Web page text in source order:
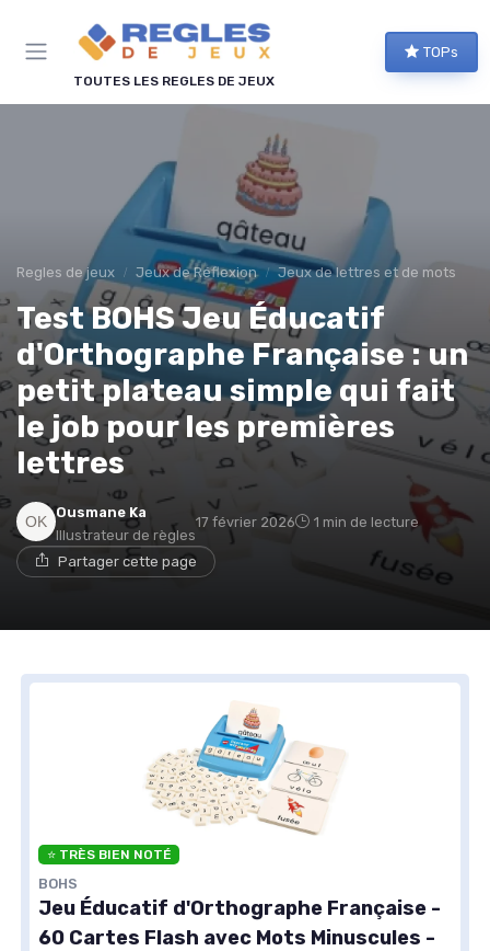
TOUTES LES REGLES DE JEUX
TOPs
Regles de jeux Jeux de Réflexion Jeux de lettres et de mots
Test BOHS Jeu Éducatif
d'Orthographe Française : un
petit plateau simple qui fait
le job pour les premières
lettres
Ousmane Ka
Illustrateur de règles
17 février 2026 1 min de lecture
Partager cette page
⭐ TRÈS BIEN NOTÉ
BOHS
Jeu Éducatif d'Orthographe Française -
60 Cartes Flash avec Mots Minuscules -